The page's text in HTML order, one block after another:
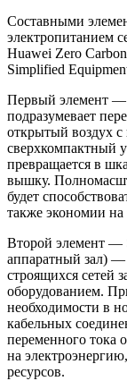
Составными
электропитанием
Huawei Zero
Simplified
Первый элемент
подразумевает
открытый воздух
сверхкомпактный
превращается в
вышку.
будет
также экономии на
Второй элемент —
аппаратный зал) —
строящихся сетей
оборудованием.
необходимости в
кабельных
переменного тока
на
ресурсов.